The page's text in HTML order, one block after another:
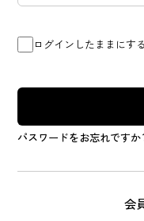
ログインしたままにする
パスワードをお忘れですか
会